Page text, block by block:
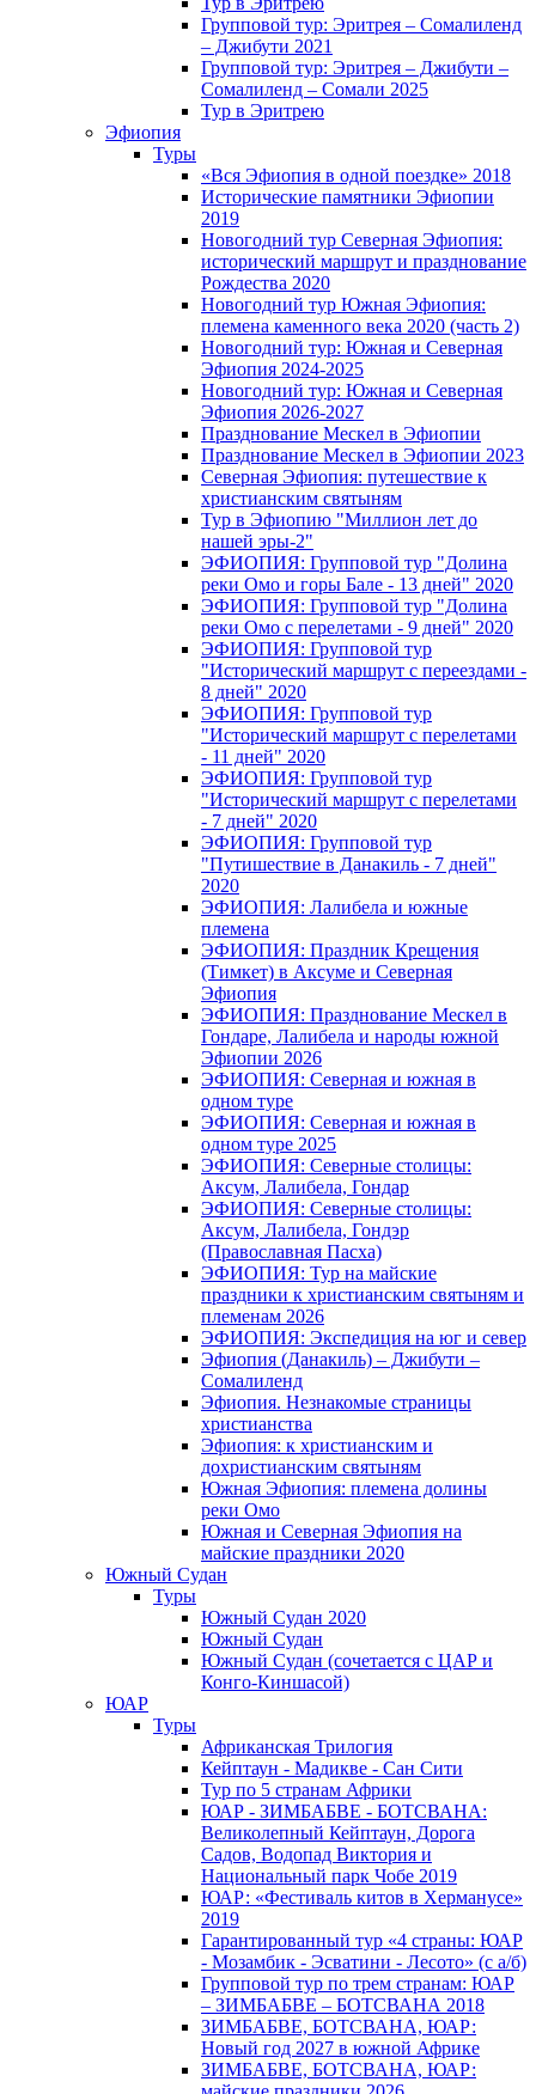
Групповой тур: Эритрея – Cомалиленд
– Джибути 2021
Групповой тур: Эритрея – Джибути –
Сомалиленд – Сомали 2025
Тур в Эритрею
Эфиопия
Туры
«Вся Эфиопия в одной поездке» 2018
Исторические памятники Эфиопии
2019
Новогодний тур Северная Эфиопия:
исторический маршрут и празднование
Рождества 2020
Новогодний тур Южная Эфиопия:
племена каменного века 2020 (часть 2)
Новогодний тур: Южная и Северная
Эфиопия 2024-2025
Новогодний тур: Южная и Северная
Эфиопия 2026-2027
Празднование Мескел в Эфиопии
Празднование Мескел в Эфиопии 2023
Северная Эфиопия: путешествие к
христианским святыням
Тур в Эфиопию "Миллион лет до
нашей эры-2"
ЭФИОПИЯ: Групповой тур "Долина
реки Омо и горы Бале - 13 дней" 2020
ЭФИОПИЯ: Групповой тур "Долина
реки Омо с перелетами - 9 дней" 2020
ЭФИОПИЯ: Групповой тур
"Исторический маршрут с переездами -
8 дней" 2020
ЭФИОПИЯ: Групповой тур
"Исторический маршрут с перелетами
- 11 дней" 2020
ЭФИОПИЯ: Групповой тур
"Исторический маршрут с перелетами
- 7 дней" 2020
ЭФИОПИЯ: Групповой тур
"Путишествие в Данакиль - 7 дней"
2020
ЭФИОПИЯ: Лалибела и южные
племена
ЭФИОПИЯ: Праздник Крещения
(Тимкет) в Аксуме и Северная
Эфиопия
ЭФИОПИЯ: Празднование Мескел в
Гондаре, Лалибела и народы южной
Эфиопии 2026
ЭФИОПИЯ: Северная и южная в
одном туре
ЭФИОПИЯ: Северная и южная в
одном туре 2025
ЭФИОПИЯ: Северные столицы:
Аксум, Лалибела, Гондар
ЭФИОПИЯ: Северные столицы:
Аксум, Лалибела, Гондэр
(Православная Пасха)
ЭФИОПИЯ: Тур на майские
праздники к христианским святыням и
племенам 2026
ЭФИОПИЯ: Экспедиция на юг и север
Эфиопия (Данакиль) – Джибути –
Cомалиленд
Эфиопия. Незнакомые страницы
христианства
Эфиопия: к христианским и
дохристианским святыням
Южная Эфиопия: племена долины
реки Омо
Южная и Северная Эфиопия на
майские праздники 2020
Южный Судан
Туры
Южный Cудан 2020
Южный Cудан
Южный Судан (сочетается с ЦАР и
Конго-Киншасой)
ЮАР
Туры
Африканская Трилогия
Кейптаун - Мадикве - Сан Сити
Тур по 5 странам Африки
ЮАР - ЗИМБАБВЕ - БОТСВАНА:
Великолепный Кейптаун, Дорога
Садов, Водопад Виктория и
Национальный парк Чобе 2019
ЮАР: «Фестиваль китов в Херманусе»
2019
Гарантированный тур «4 страны: ЮАР
- Мозамбик - Эсватини - Лесото» (с а/б)
Групповой тур по трем странам: ЮАР
– ЗИМБАБВЕ – БОТСВАНА 2018
ЗИМБАБВЕ, БОТСВАНА, ЮАР:
Новый год 2027 в южной Африке
ЗИМБАБВЕ, БОТСВАНА, ЮАР: